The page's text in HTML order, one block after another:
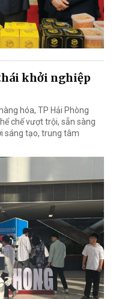
khởi nghiệp
hóa, TP Hải Phòng
chế vượt trội, sẵn sàng
sáng tạo, trung tâm